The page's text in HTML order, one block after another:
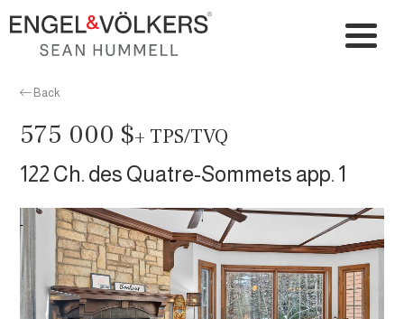
Back
575 000 $+ TPS/TVQ
122 Ch. des Quatre-Sommets app. 1